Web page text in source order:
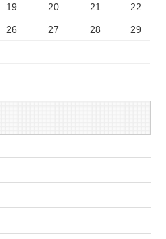
19 20 21 22
26 27 28 29